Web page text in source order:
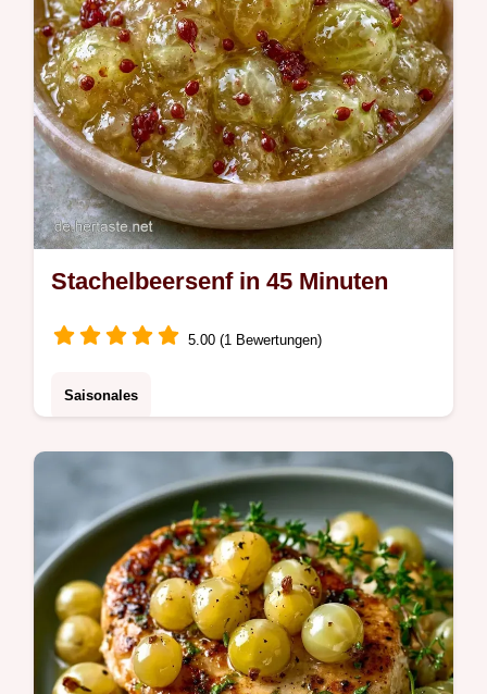
Stachelbeersenf in 45 Minuten
5.00 (1 Bewertungen)
Saisonales
Stachelbeersenf wunderbar dickflüssig.
Inklusive Schritt-für-Schritt Zubereitung in
insgesamt 45 Minuten.